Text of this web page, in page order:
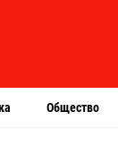
Общество